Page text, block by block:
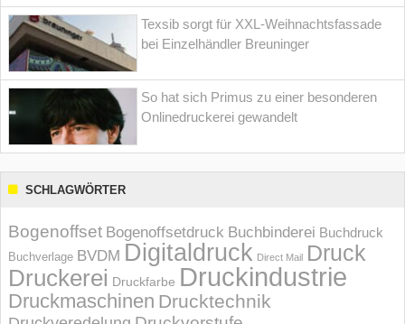
Texsib sorgt für XXL-Weihnachtsfassade
bei Einzelhändler Breuninger
So hat sich Primus zu einer besonderen
Onlinedruckerei gewandelt
SCHLAGWÖRTER
Bogenoffset Bogenoffsetdruck Buchbinderei Buchdruck
Buchverlage BVDM Digitaldruck Direct Mail Druck
Druckerei Druckfarbe Druckindustrie
Druckmaschinen Drucktechnik